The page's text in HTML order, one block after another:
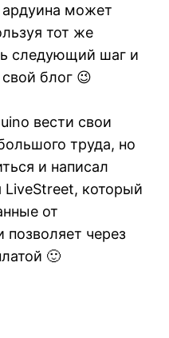
ардуина может
тот же
следующий шаг и
блог 😉
вести свои
труда, но
и написал
LiveStreet, который
от
через
🙂